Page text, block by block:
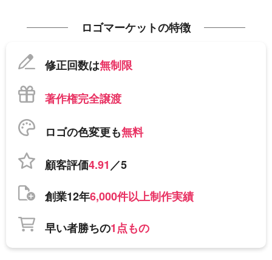
ロゴマーケットの特徴
修正回数は無制限
著作権完全譲渡
ロゴの色変更も無料
顧客評価4.91／5
創業12年6,000件以上制作実績
早い者勝ちの1点もの